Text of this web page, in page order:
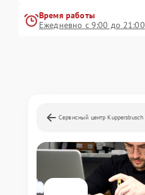
Время работы
Ежедневно с 9:00 до 21:00
Сервисный центр Kuppersbusch